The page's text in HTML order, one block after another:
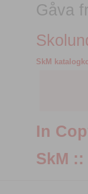
Gåva
SkM
In